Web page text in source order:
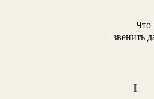
звенить
I